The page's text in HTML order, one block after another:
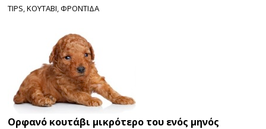
TIPS,ΚΟΥΤΑΒΙ,ΦΡΟΝΤΙΔΑ
Ορφανό κουτάβι μικρότερο του ενός μηνός